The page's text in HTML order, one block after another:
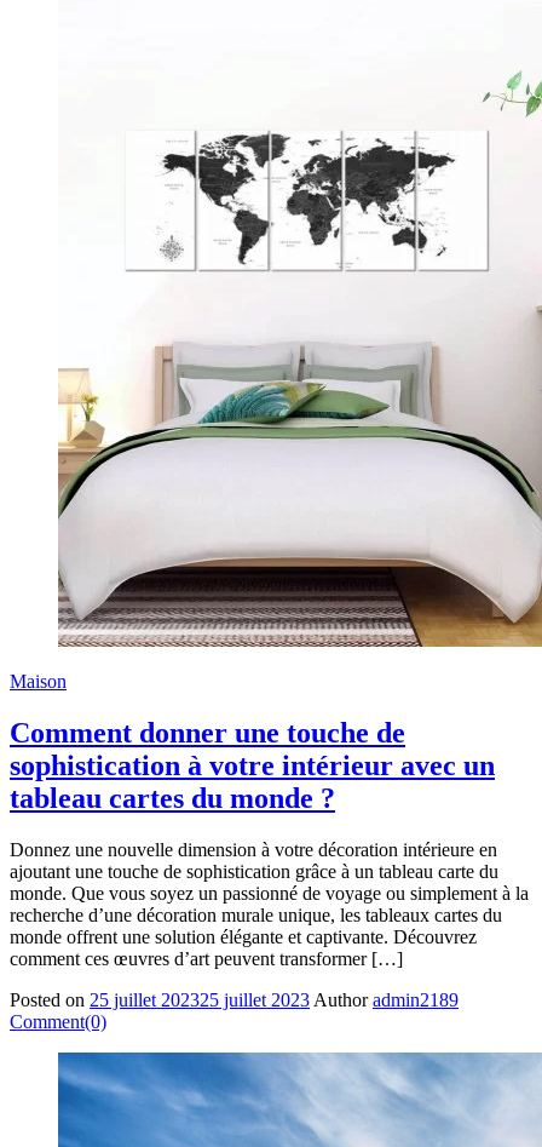
Maison
Comment donner une touche de
sophistication à votre intérieur avec un
tableau cartes du monde ?
Donnez une nouvelle dimension à votre décoration intérieure en
ajoutant une touche de sophistication grâce à un tableau carte du
monde. Que vous soyez un passionné de voyage ou simplement à la
recherche d’une décoration murale unique, les tableaux cartes du
monde offrent une solution élégante et captivante. Découvrez
comment ces œuvres d’art peuvent transformer […]
Posted on 25 juillet 202325 juillet 2023 Author admin2189
Comment(0)